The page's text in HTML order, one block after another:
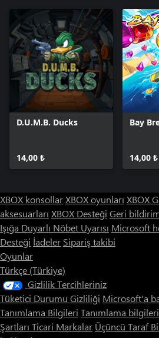
D.U.M.B. Ducks
14,00 ₺
Bay
14,00 ₺
XBOX konsollarXBOX oyunları XBOX
aksesuarları XBOX Desteği Geri
Işığa Duyarlı Nöbet Uyarısı Microsoft
Desteği İadeler Sipariş takibi
Oyunlar
Türkçe (Türkiye)
Gizlilik Tercihleriniz
Tüketici Durumu Gizliliği Microsoft'a
Tanımlama Bilgileri Tanımlama
Şartları Ticari Markalar Üçüncü Taraf